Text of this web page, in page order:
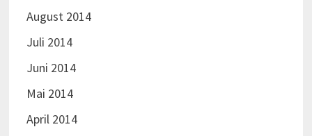
August 2014
Juli 2014
Juni 2014
Mai 2014
April 2014